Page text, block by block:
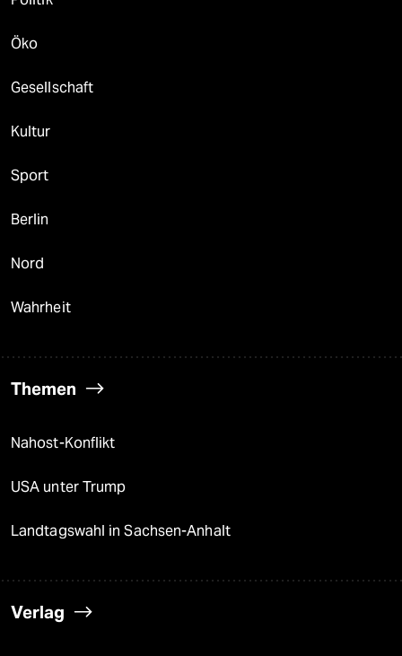
Öko
Gesellschaft
Kultur
Sport
Berlin
Nord
Wahrheit
Themen
Nahost-Konflikt
USA unter Trump
Landtagswahl in Sachsen-Anhalt
Verlag